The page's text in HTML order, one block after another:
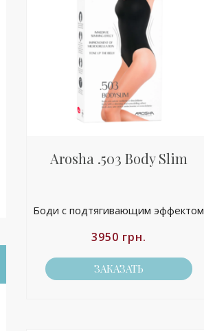
Arosha .503 Body Slim
Боди с подтягивающим эффектом
3950 грн.
ЗАКАЗАТЬ